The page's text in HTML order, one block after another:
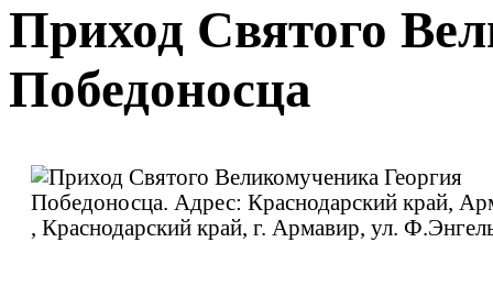
Приход Святого
Победоносца